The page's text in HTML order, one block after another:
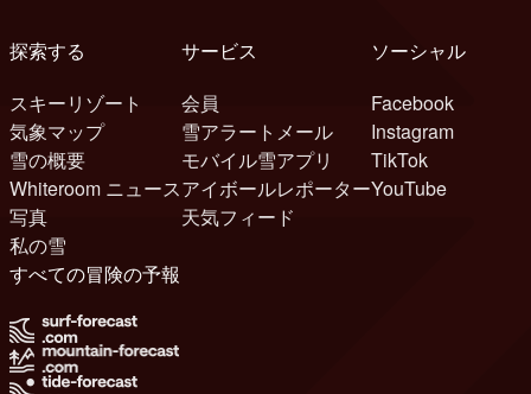
探索する
スキーリゾート
気象マップ
雪の概要
Whiteroom ニュース
写真
私の雪
サービス
会員
雪アラートメール
モバイル雪アプリ
アイボールレポーター
天気フィード
ソーシャル
Facebook
Instagram
TikTok
YouTube
すべての冒険の予報